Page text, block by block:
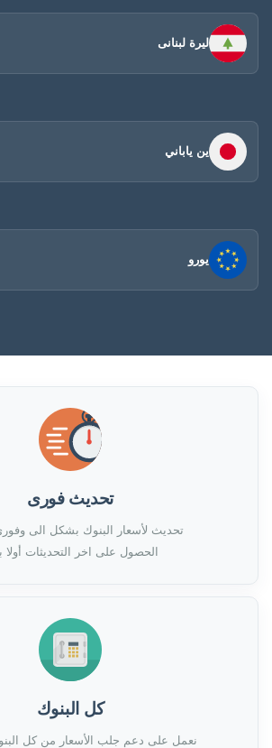
ليرة لبنانى
ين ياباني
يورو
تحديث فورى
تحديث لأسعار البنوك بشكل الى
الحصول على اخر التحديثات أولا
كل البنوك
نعمل على دعم جلب الأسعار من كل